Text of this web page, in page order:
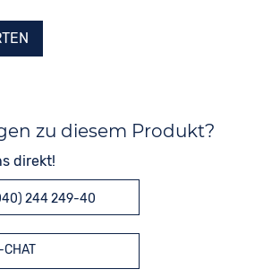
zu diesem Produkt?
direkt!
244 249-40
CHAT